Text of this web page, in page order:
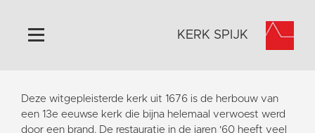
Home
Algemeen
KERK SPIJK
Deze witgepleisterde kerk uit 1676 is de herbouw van
een 13e eeuwse kerk die bijna helemaal verwoest werd
door een brand. De restauratie in de jaren '60 heeft veel